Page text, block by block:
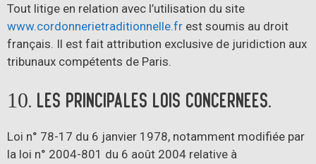
Tout litige en relation avec l’utilisation du site
www.cordonnerietraditionnelle.fr est soumis au droit
français. Il est fait attribution exclusive de juridiction aux
tribunaux compétents de Paris.
10. Les principales lois concernées.
Loi n° 78-17 du 6 janvier 1978, notamment modifiée par
la loi n° 2004-801 du 6 août 2004 relative à